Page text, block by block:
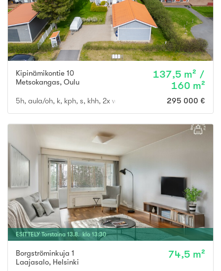
Kipinämikontie 10
Metsokangas, Oulu
137,5 m² /
160 m²
5h, aula/oh, k, kph, s, khh, 2x wc, ter., parv., vh, var, ak
295 000 €
ESITTELY Torstaina 13.8. klo 13:30
Borgströminkuja 1
Laajasalo, Helsinki
74,5 m²